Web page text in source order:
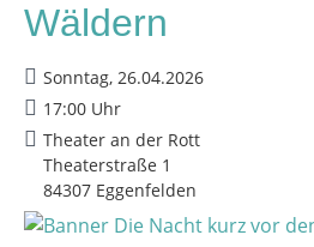
Wäldern
Sonntag, 26.04.2026
17:00 Uhr
Theater an der Rott
Theaterstraße 1
84307 Eggenfelden